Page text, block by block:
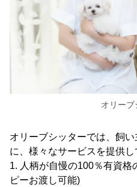
オリーブ
オリーブシッターでは、飼
に、様々なサービスを提供し
1. 人柄が自慢の100％有資格
ピーお渡し可能)